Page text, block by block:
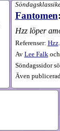
Fantomen
Hzz löper
Referenser: Hzz.
Av Lee Falkoch
Söndagssidor
Även